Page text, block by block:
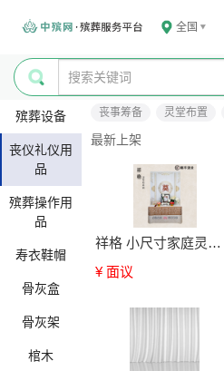
全国
殡葬设备
丧仪礼仪用
品
殡葬操作用
品
寿衣鞋帽
骨灰盒
骨灰架
棺木
丧事筹备 灵堂布置
最新上架
祥格 小尺寸家庭灵堂布
¥ 面议